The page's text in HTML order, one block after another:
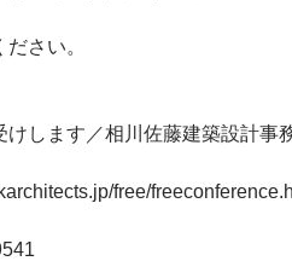
さい。
します／相川佐藤建築設計事
free/